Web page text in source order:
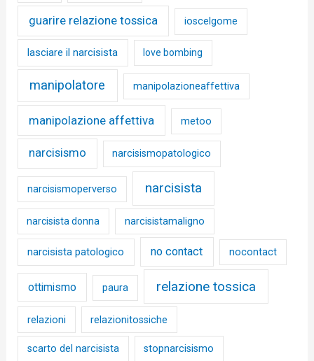
guarire relazione tossica ioscelgome
lasciare il narcisista love bombing
manipolatore manipolazioneaffettiva
manipolazione affettiva metoo
narcisismo narcisismopatologico
narcisismoperverso narcisista
narcisista donna narcisistamaligno
narcisista patologico no contact nocontact
ottimismo paura relazione tossica
relazioni relazionitossiche
scarto del narcisista stopnarcisismo